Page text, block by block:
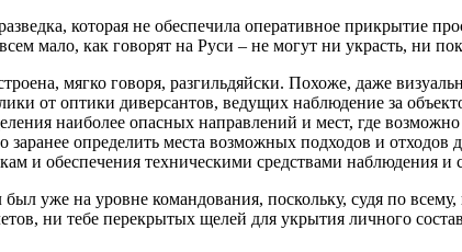
которая не обеспечила оперативное прикрытие
мало, как говорят на Руси – не могут ни украсть, ни
мягко говоря, разгильдяйски. Похоже, даже
от оптики диверсантов, ведущих наблюдение за
наиболее опасных направлений и мест, где
определить места возможных подходов и
и обеспечения техническими средствами наблюдения
был уже на уровне командования, поскольку, судя по
ни тебе перекрытых щелей для укрытия личного